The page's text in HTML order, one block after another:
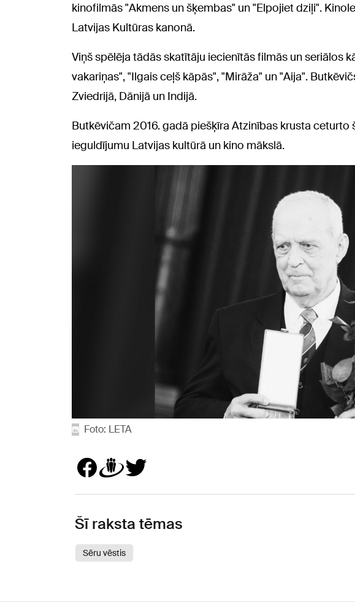
kinofilmās "Akmens un šķembas" un "Elpojiet dziļi".
Latvijas Kultūras kanonā.
Viņš spēlēja tādās skatītāju iecienītās filmās un seriālos
vakariņas", "Ilgais ceļš kāpās", "Mirāža" un "Aija".
Zviedrijā, Dānijā un Indijā.
Butkēvičam 2016. gadā piešķīra Atzinības krusta
ieguldījumu Latvijas kultūrā un kino mākslā.
Foto: LETA
Šī raksta tēmas
Sēru vēstis